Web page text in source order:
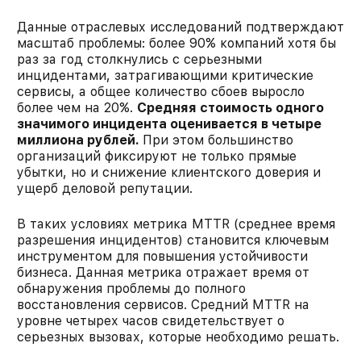
Данные отраслевых исследований подтверждают
масштаб проблемы: более 90% компаний хотя бы
раз за год столкнулись с серьезными
инцидентами, затрагивающими критические
сервисы, а общее количество сбоев выросло
более чем на 20%. Средняя стоимость одного
значимого инцидента оценивается в четыре
миллиона рублей. При этом большинство
организаций фиксируют не только прямые
убытки, но и снижение клиентского доверия и
ущерб деловой репутации.
В таких условиях метрика MTTR (среднее время
разрешения инцидентов) становится ключевым
инструментом для повышения устойчивости
бизнеса. Данная метрика отражает время от
обнаружения проблемы до полного
восстановления сервисов. Средний MTTR на
уровне четырех часов свидетельствует о
серьезных вызовах, которые необходимо решать.